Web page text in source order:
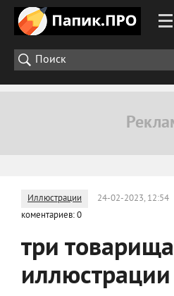
Иллюстрации 24-02-2023, 12:54
коментариев: 0
три товарища
иллюстрации